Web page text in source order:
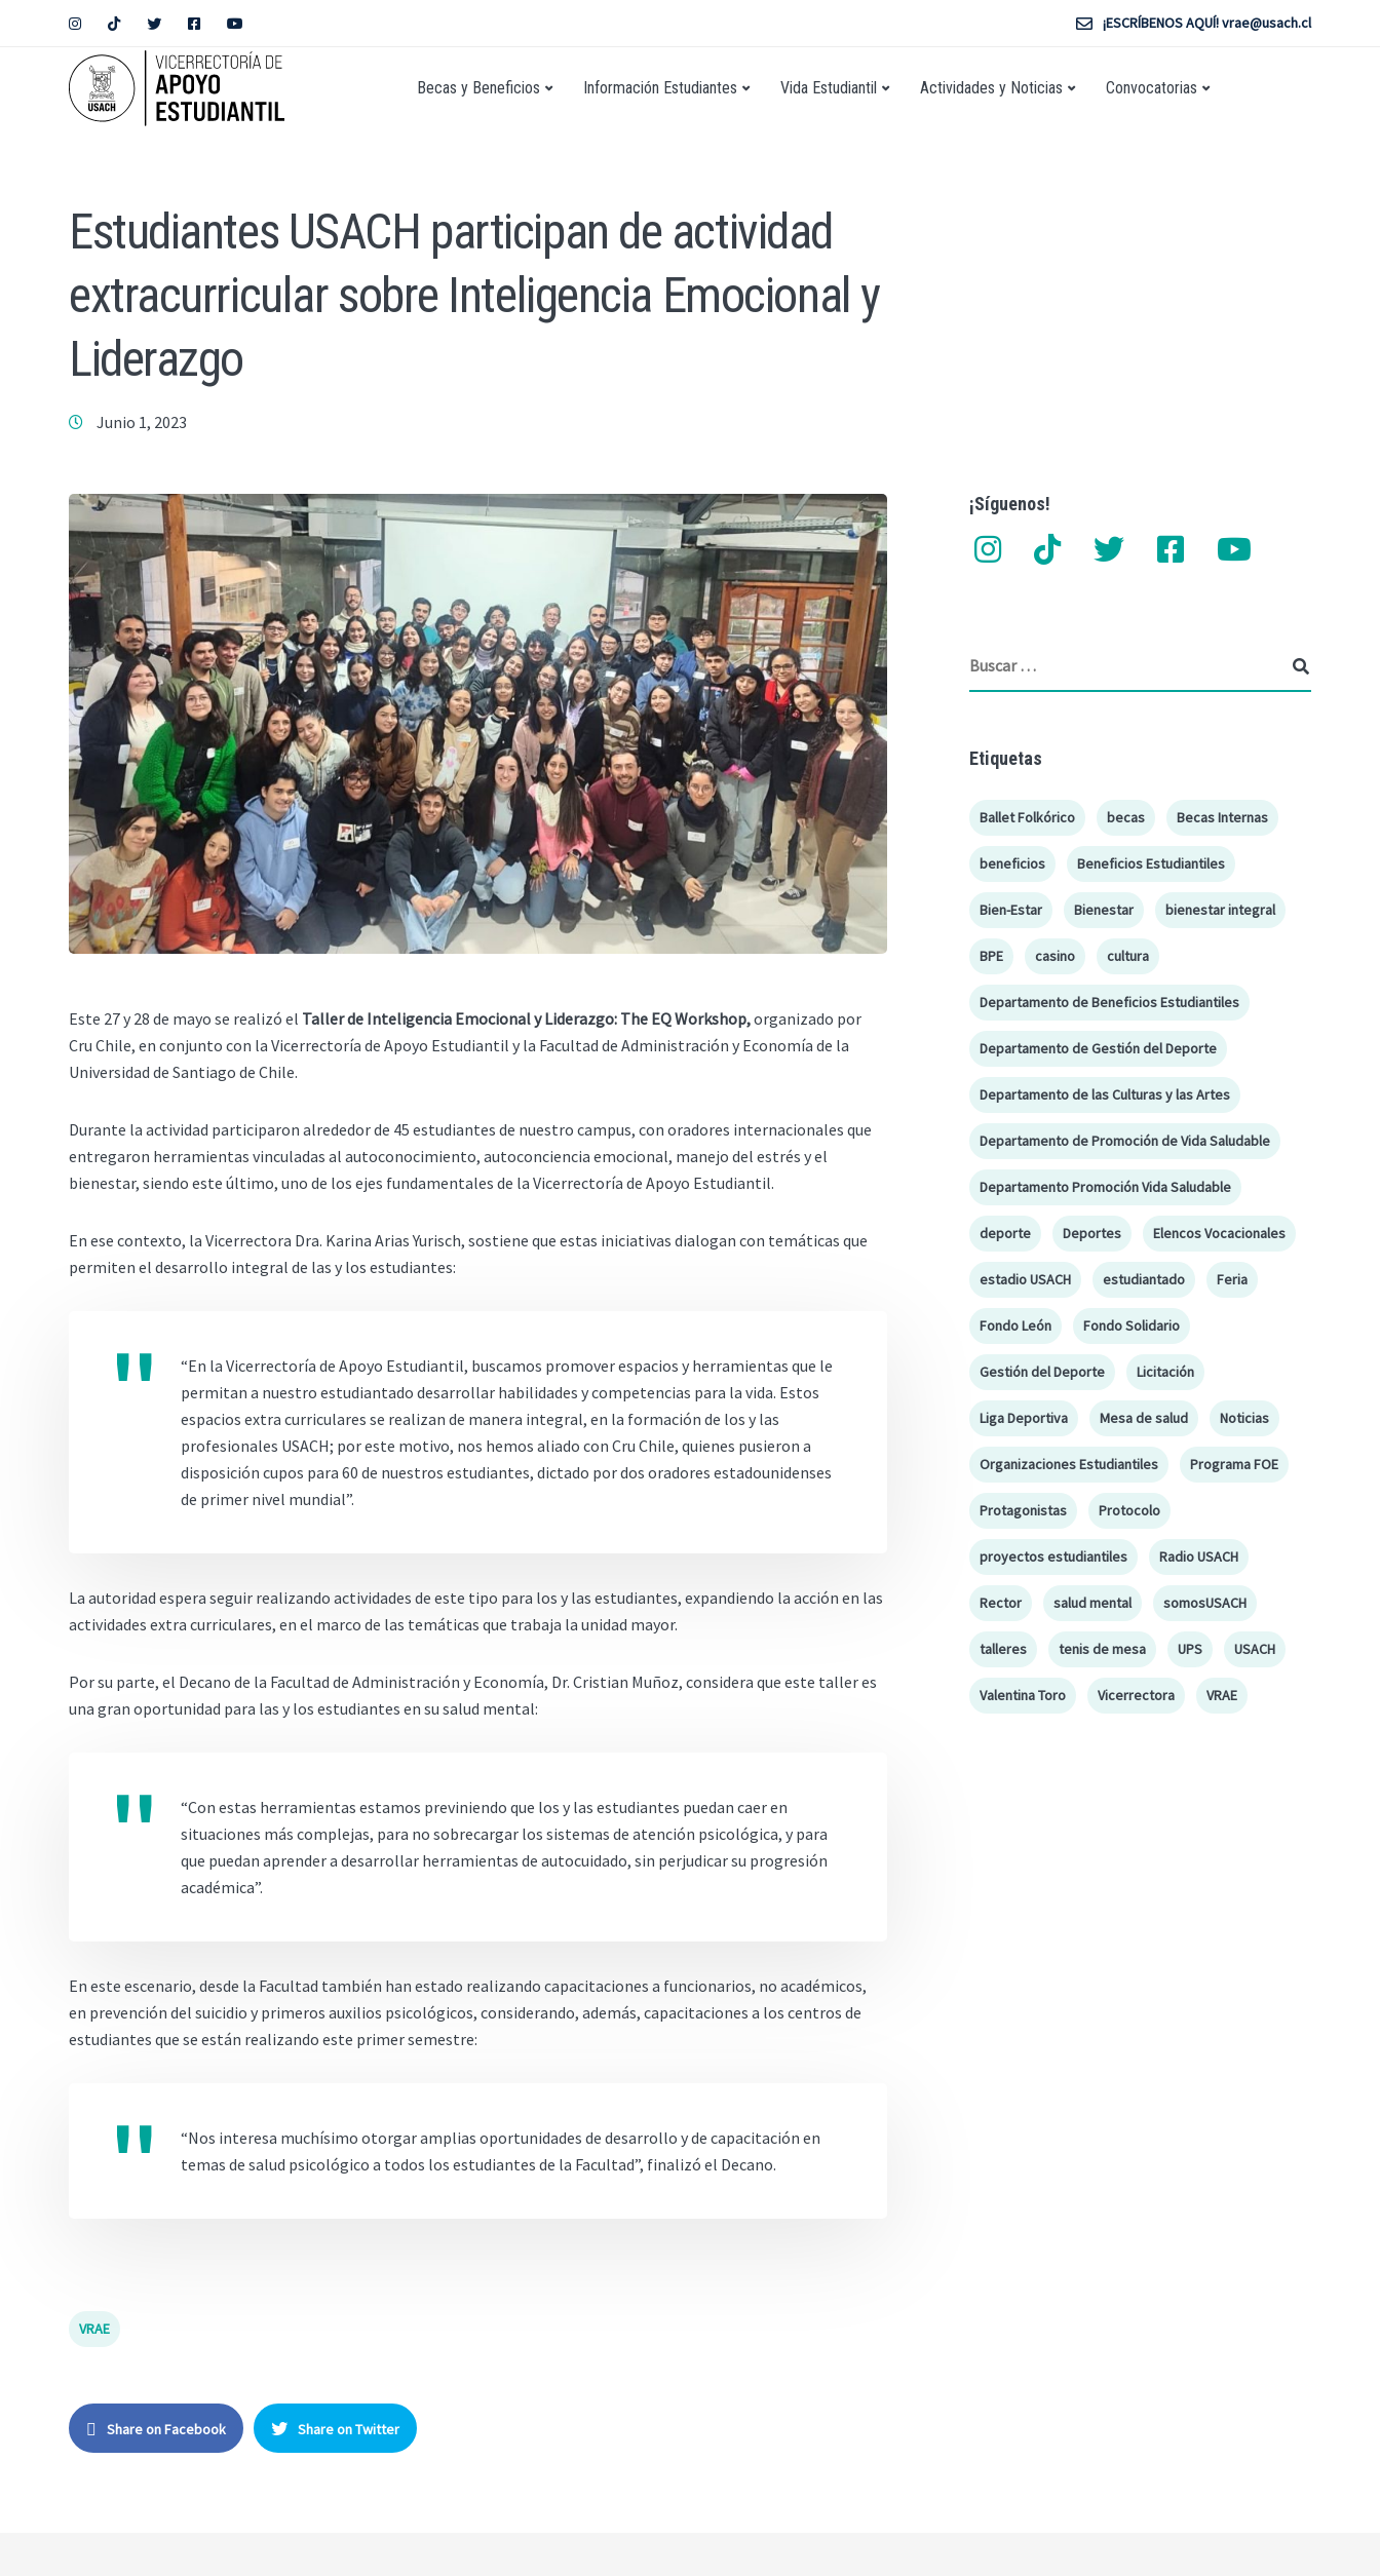
¡ESCRÍBENOS AQUÍ! vrae@usach.cl
Becas y Beneficios Información Estudiantes Vida Estudiantil Actividades y Noticias Convocatorias
Estudiantes USACH participan de actividad
extracurricular sobre Inteligencia Emocional y
Liderazgo
Junio 1, 2023
Este 27 y 28 de mayo se realizó el Taller de Inteligencia Emocional y Liderazgo: The EQ Workshop,organizado por
Cru Chile, en conjunto con la Vicerrectoría de Apoyo Estudiantil y la Facultad de Administración y Economía de la
Universidad de Santiago de Chile.
Durante la actividad participaron alrededor de 45 estudiantes de nuestro campus, con oradores internacionales que
entregaron herramientas vinculadas al autoconocimiento, autoconciencia emocional, manejo del estrés y el
bienestar, siendo este último, uno de los ejes fundamentales de la Vicerrectoría de Apoyo Estudiantil.
En ese contexto, la Vicerrectora Dra. Karina Arias Yurisch, sostiene que estas iniciativas dialogan con temáticas que
permiten el desarrollo integral de las y los estudiantes:
“En la Vicerrectoría de Apoyo Estudiantil, buscamos promover espacios y herramientas que le
permitan a nuestro estudiantado desarrollar habilidades y competencias para la vida. Estos
espacios extra curriculares se realizan de manera integral, en la formación de los y las
profesionales USACH; por este motivo, nos hemos aliado con Cru Chile, quienes pusieron a
disposición cupos para 60 de nuestros estudiantes, dictado por dos oradores estadounidenses
de primer nivel mundial”.
La autoridad espera seguir realizando actividades de este tipo para los y las estudiantes, expandiendo la acción en las
actividades extra curriculares, en el marco de las temáticas que trabaja la unidad mayor.
Por su parte, el Decano de la Facultad de Administración y Economía, Dr. Cristian Muñoz, considera que este taller es
una gran oportunidad para las y los estudiantes en su salud mental:
“Con estas herramientas estamos previniendo que los y las estudiantes puedan caer en
situaciones más complejas, para no sobrecargar los sistemas de atención psicológica, y para
que puedan aprender a desarrollar herramientas de autocuidado, sin perjudicar su progresión
académica”.
En este escenario, desde la Facultad también han estado realizando capacitaciones a funcionarios, no académicos,
en prevención del suicidio y primeros auxilios psicológicos, considerando, además, capacitaciones a los centros de
estudiantes que se están realizando este primer semestre:
“Nos interesa muchísimo otorgar amplias oportunidades de desarrollo y de capacitación en
temas de salud psicológico a todos los estudiantes de la Facultad”, finalizó el Decano.
VRAE
Share on Facebook Share on Twitter
¡Síguenos!
Etiquetas
Ballet Folkórico becas Becas Internas
beneficios Beneficios Estudiantiles
Bien-Estar Bienestar bienestar integral
BPE casino cultura
Departamento de Beneficios Estudiantiles
Departamento de Gestión del Deporte
Departamento de las Culturas y las Artes
Departamento de Promoción de Vida Saludable
Departamento Promoción Vida Saludable
deporte Deportes Elencos Vocacionales
estadio USACH estudiantado Feria
Fondo León Fondo Solidario
Gestión del Deporte Licitación
Liga Deportiva Mesa de salud Noticias
Organizaciones Estudiantiles Programa FOE
Protagonistas Protocolo
proyectos estudiantiles Radio USACH
Rector salud mental somosUSACH
talleres tenis de mesa UPS USACH
Valentina Toro Vicerrectora VRAE